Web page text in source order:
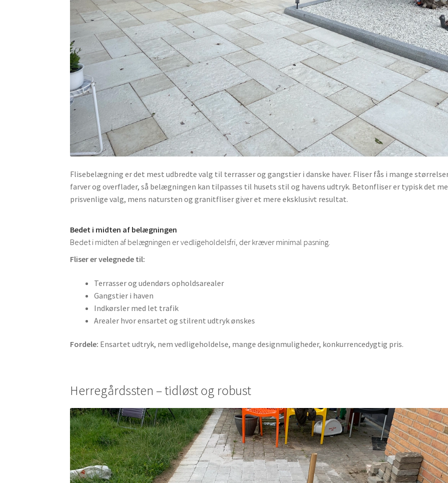
Flisebelægning er det mest udbredte valg til terrasser og gangstier i danske haver. Fliser fås i mange
farver og overflader, så belægningen kan tilpasses til husets stil og havens udtryk. Betonfliser er typisk det
prisvenlige valg, mens natursten og granitfliser giver et mere eksklusivt resultat.
Bedet i midten af belægningen
Bedet i midten af belægningen er vedligeholdelsfri, der kræver minimal pasning.
Fliser er velegnede til:
Terrasser og udendørs opholdsarealer
Gangstier i haven
Indkørsler med let trafik
Arealer hvor ensartet og stilrent udtryk ønskes
Fordele: Ensartet udtryk, nem vedligeholdelse, mange designmuligheder, konkurrencedygtig pris.
Herregårdssten – tidløst og robust